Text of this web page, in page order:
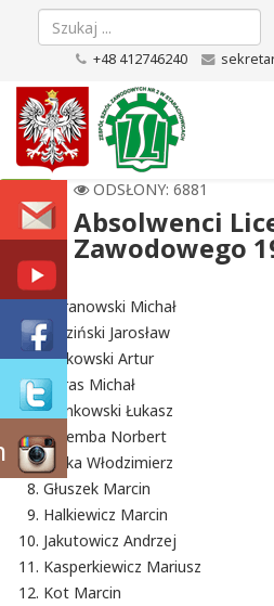
+48 412746240
ODSŁONY: 6881
Absolwenci
Zawodowego
Baranowski Michał
Bidziński Jarosław
Binkowski Artur
Buras Michał
Bzinkowski Łukasz
Dziemba Norbert
Ferka Włodzimierz
Głuszek Marcin
Halkiewicz Marcin
Jakutowicz Andrzej
Kasperkiewicz Mariusz
Kot Marcin